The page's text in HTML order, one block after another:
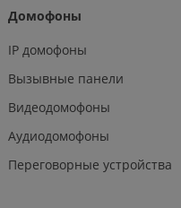
Домофоны
IP домофоны
Вызывные панели
Видеодомофоны
Аудиодомофоны
Переговорные устройства